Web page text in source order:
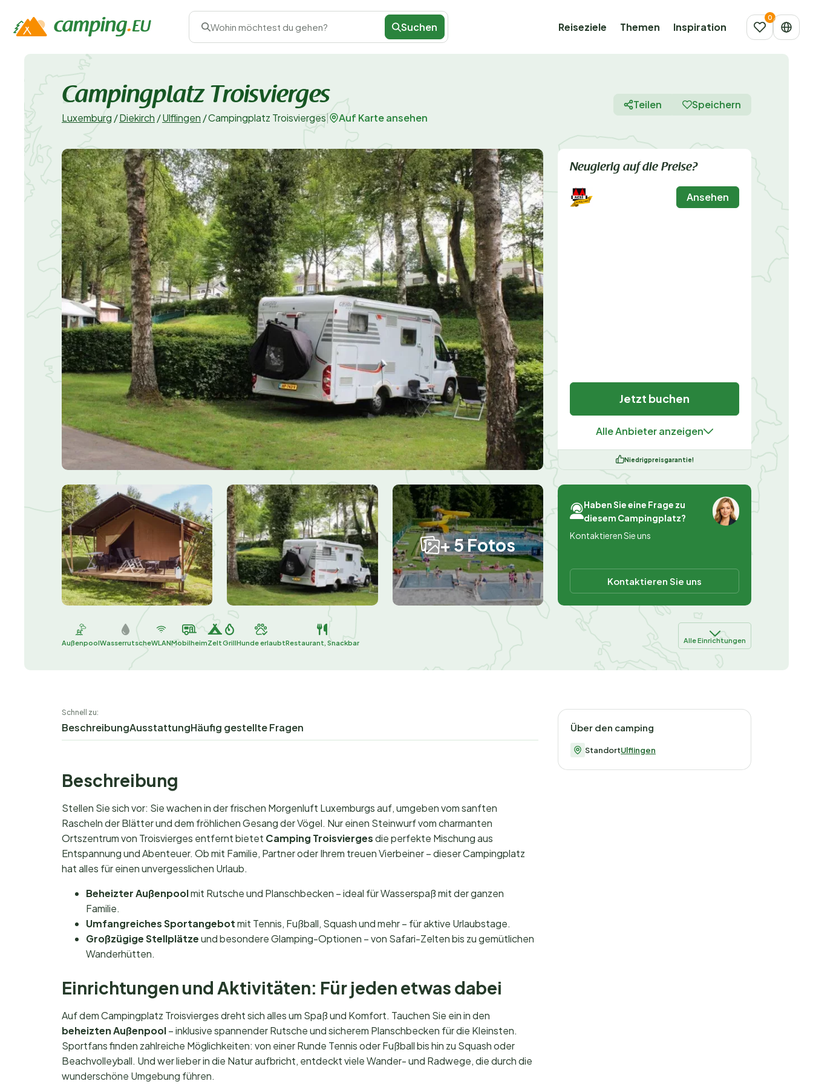
Wohin möchtest du gehen? Suchen Reiseziele Themen Inspiration
Campingplatz Troisvierges
Luxemburg /Diekirch /Ulflingen /Campingplatz Troisvierges Auf Karte ansehen
Teilen Speichern
+ 5 Fotos
Neugierig auf die Preise?
Ansehen
Jetzt buchen
Alle Anbieter anzeigen
Niedrigpreisgarantie!
Haben Sie eine Frage zu
diesem Campingplatz?
Kontaktieren Sie uns
Kontaktieren Sie uns
AußenpoolWasserrutscheWLANMobilheimZeltGrillHunde erlaubtRestaurant, Snackbar Alle Einrichtungen
Schnell zu:
BeschreibungAusstattungHäufig gestellte Fragen
Beschreibung
Stellen Sie sich vor: Sie wachen in der frischen Morgenluft Luxemburgs auf, umgeben vom sanften
Rascheln der Blätter und dem fröhlichen Gesang der Vögel. Nur einen Steinwurf vom charmanten
Ortszentrum von Troisvierges entfernt bietet Camping Troisviergesdie perfekte Mischung aus
Entspannung und Abenteuer. Ob mit Familie, Partner oder Ihrem treuen Vierbeiner – dieser Campingplatz
hat alles für einen unvergesslichen Urlaub.
Beheizter Außenpoolmit Rutsche und Planschbecken – ideal für Wasserspaß mit der ganzen
Familie.
Umfangreiches Sportangebotmit Tennis, Fußball, Squash und mehr – für aktive Urlaubstage.
Großzügige Stellplätzeund besondere Glamping-Optionen – von Safari-Zelten bis zu gemütlichen
Wanderhütten.
Einrichtungen und Aktivitäten: Für jeden etwas dabei
Auf dem Campingplatz Troisvierges dreht sich alles um Spaß und Komfort. Tauchen Sie ein in den
beheizten Außenpool– inklusive spannender Rutsche und sicherem Planschbecken für die Kleinsten.
Sportfans finden zahlreiche Möglichkeiten: von einer Runde Tennis oder Fußball bis hin zu Squash oder
Beachvolleyball. Und wer lieber in die Natur aufbricht, entdeckt viele Wander- und Radwege, die durch die
wunderschöne Umgebung führen.
Über den camping
StandortUlflingen